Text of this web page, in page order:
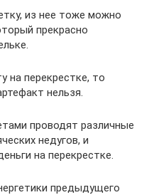
из нее тоже можно
прекрасно
на перекрестке, то
нельзя.
проводят различные
недугов, и
на перекрестке.
предыдущего